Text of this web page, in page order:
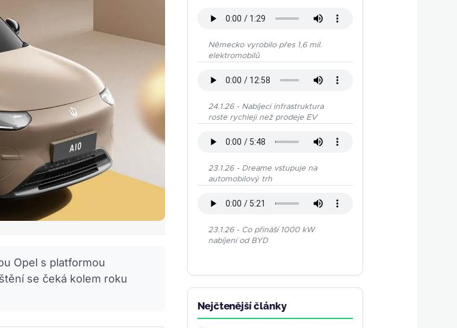
Opel s platformou
se čeká kolem roku
Německo vyrobilo přes 1,6 mil.
elektromobilů
24.1.26 - Nabíjecí infrastruktura
roste rychleji než prodeje EV
23.1.26 - Dreame vstupuje na
automobilový trh
23.1.26 - Co přináší 1000 kW
nabíjení od BYD
Nejčtenější články